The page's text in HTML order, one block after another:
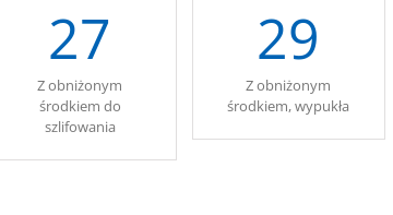
27
Z obniżonym
środkiem do
szlifowania
29
Z obniżonym
środkiem, wypukła